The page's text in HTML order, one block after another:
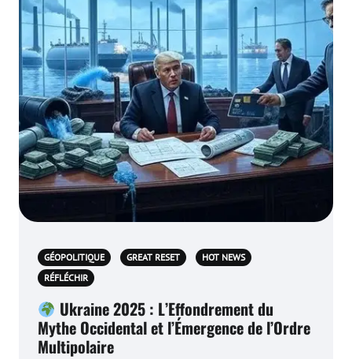
GÉOPOLITIQUE GREAT RESET
HOT NEWS
RÉFLÉCHIR
Ukraine 2025 : L’Effondrement du
Mythe Occidental et l’Émergence de l’Ordre
Multipolaire